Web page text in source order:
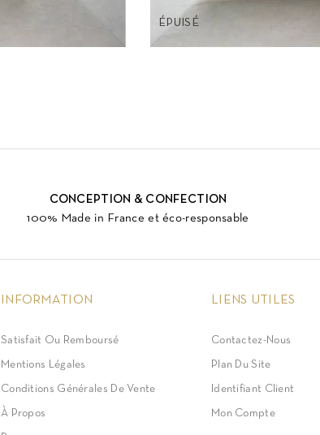
ÉPUISÉ
CONCEPTION & CONFECTION
100% Made in France et éco-responsable
INFORMATION
Satisfait Ou Remboursé
Mentions Légales
Conditions Générales De Vente
À Propos
LIENS UTILES
Contactez-Nous
Plan Du Site
Identifiant Client
Mon Compte